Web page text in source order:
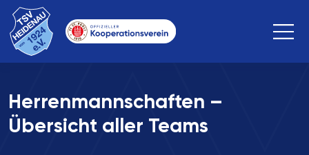
Herrenmannschaften –
Übersicht aller Teams